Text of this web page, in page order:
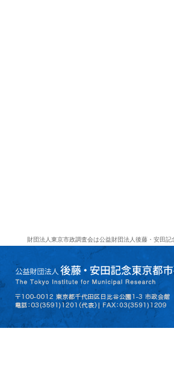
財団法人東京市政調査会は公益財団法人後藤・安田